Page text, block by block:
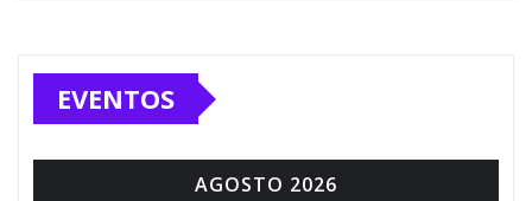
EVENTOS
AGOSTO 2026